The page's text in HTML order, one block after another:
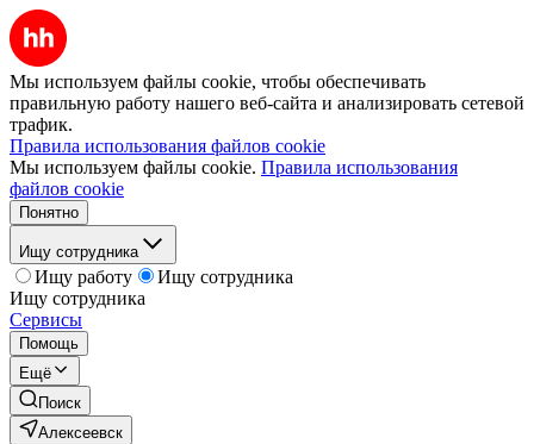
Мы используем файлы cookie, чтобы обеспечивать
правильную работу нашего веб-сайта и анализировать сетевой
трафик.
Правила использования файлов cookie
Мы используем файлы cookie. Правила использования
файлов cookie
Понятно
Ищу сотрудника
Ищу работу
Ищу сотрудника
Ищу сотрудника
Сервисы
Помощь
Ещё
Поиск
Алексеевск